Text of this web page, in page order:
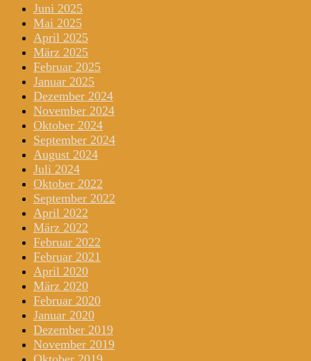
Juni 2025
Mai 2025
April 2025
März 2025
Februar 2025
Januar 2025
Dezember 2024
November 2024
Oktober 2024
September 2024
August 2024
Juli 2024
Oktober 2022
September 2022
April 2022
März 2022
Februar 2022
Februar 2021
April 2020
März 2020
Februar 2020
Januar 2020
Dezember 2019
November 2019